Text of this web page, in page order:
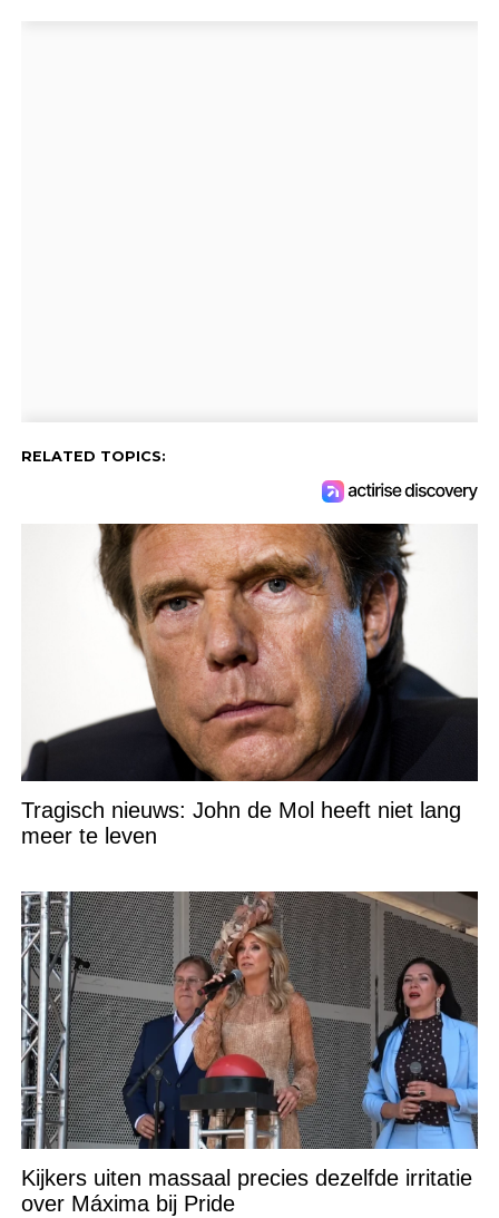
RELATED TOPICS:
Tragisch nieuws: John de Mol heeft niet lang
meer te leven
Kijkers uiten massaal precies dezelfde irritatie
over Máxima bij Pride